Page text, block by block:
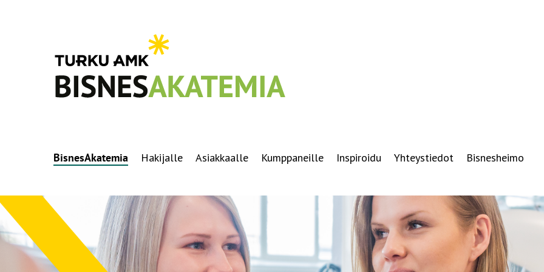
BisnesAkatemia Hakijalle Asiakkaalle Kumppaneille Inspiroidu Yhteystiedot Bisnesheimo